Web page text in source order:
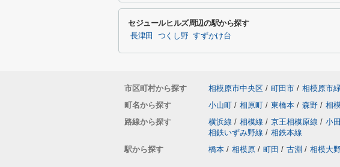
セジュールヒルズ周辺の駅から探す
長津田 つくし野 すずかけ台
市区町村から探す 相模原市中央区 / 町田市 / 相模原市
町名から探す
小山町 / 相原町 / 東橋本 / 森野 / 相
路線から探す
横浜線 / 相模線 / 京王相模原線 / 小
相鉄いずみ野線 / 相鉄本線
駅から探す
橋本 / 相模原 / 町田 / 古淵 / 相模大